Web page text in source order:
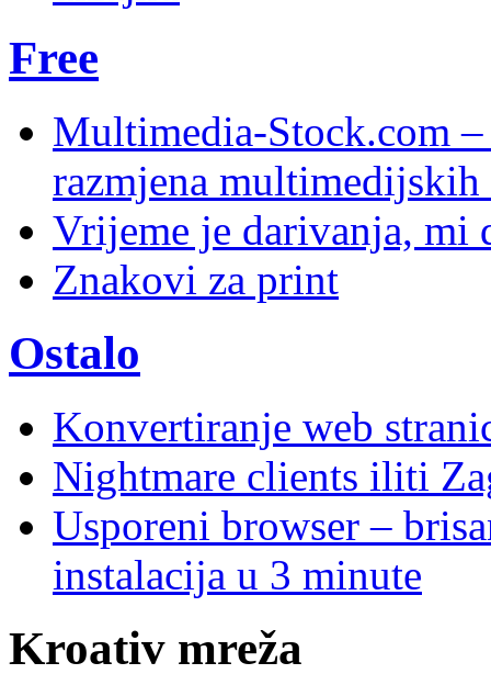
Free
Multimedia-Stock.com –
razmjena multimedijskih
Vrijeme je darivanja, mi
Znakovi za print
Ostalo
Konvertiranje web
Nightmare clients iliti
Usporeni browser –
instalacija u 3 minute
Kroativ mreža